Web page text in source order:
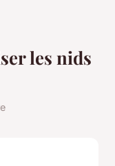
les nids